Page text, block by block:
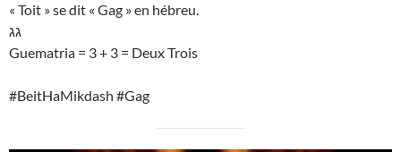
« Toit » se dit « Gag » en hébreu.
גג
Guematria = 3 + 3 = Deux Trois
#BeitHaMikdash #Gag